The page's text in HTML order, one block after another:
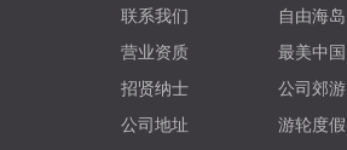
联系我们
营业资质
招贤纳士
公司地址
自由海岛
最美中国
公司郊游
游轮度假